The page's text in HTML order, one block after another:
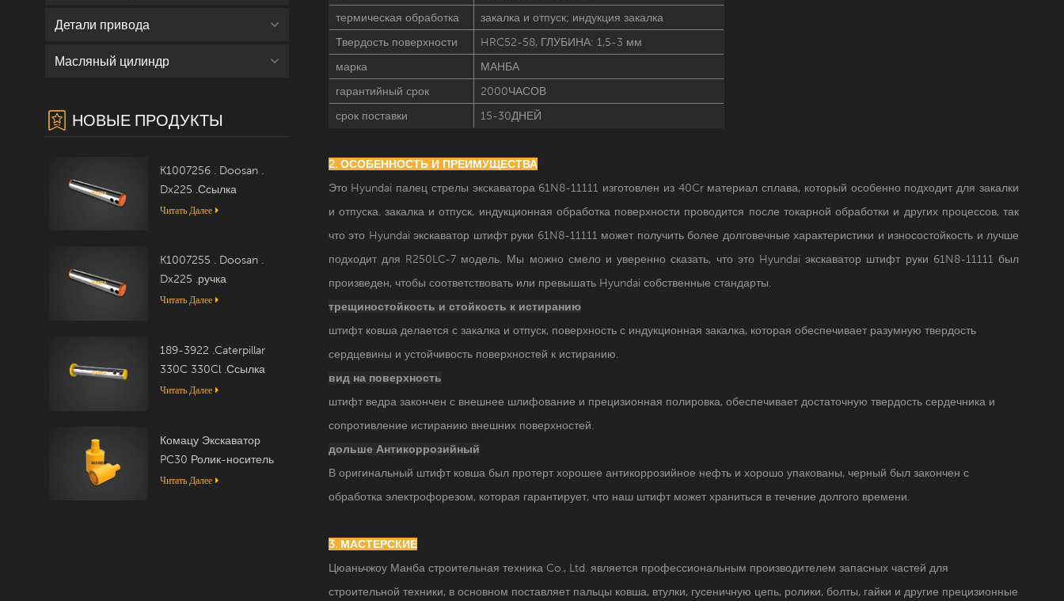
Детали привода
Масляный цилиндр
НОВЫЕ ПРОДУКТЫ
K1007256 . Doosan .
Dx225 .Ссылка
Читать Далее
K1007255 . Doosan .
Dx225 .ручка
Читать Далее
189-3922 .Caterpillar
330C 330Cl .Ссылка
Читать Далее
Комацу Экскаватор
PC30 Ролик-носитель
20T-30-00050
Читать Далее
термическая обработка
закалка и отпуск; индукция закалка
Твердость поверхности
HRC52-58, ГЛУБИНА: 1,5-3 мм
марка
МАНБА
гарантийный срок
2000ЧАСОВ
срок поставки
15-30ДНЕЙ
2. ОСОБЕННОСТЬ И ПРЕИМУЩЕСТВА
Это Hyundai палец стрелы экскаватора 61N8-11111 изготовлен из 40Cr материал сплава, который особенно подходит для закалки
и отпуска. закалка и отпуск, индукционная обработка поверхности проводится после токарной обработки и других процессов, так
что это Hyundai экскаватор штифт руки 61N8-11111 может получить более долговечные характеристики и износостойкость и лучше
подходит для R250LC-7 модель. Мы можно смело и уверенно сказать, что это Hyundaiэкскаватор штифт руки 61N8-11111 был
произведен, чтобы соответствовать или превышать Hyundai собственные стандарты.
трещиностойкость и стойкость к истиранию
штифт ковша делается с закалка и отпуск, поверхность с индукционная закалка, которая обеспечивает разумную твердость
сердцевины и устойчивость поверхностей к истиранию.
вид на поверхность
штифт ведра закончен с внешнее шлифование и прецизионная полировка, обеспечивает достаточную твердость сердечника и
сопротивление истиранию внешних поверхностей.
дольше Антикоррозийный
В оригинальный штифт ковша был протерт хорошее антикоррозийное нефть и хорошо упакованы, черный был закончен с
обработка электрофорезом, которая гарантирует, что наш штифт может храниться в течение долгого времени.
3. МАСТЕРСКИЕ
Цюаньчжоу Манба строительная техника Co., Ltd. является профессиональным производителем запасных частей для
строительной техники, в основном поставляет пальцы ковша, втулки, гусеничную цепь, ролики, болты, гайки и другие прецизионные